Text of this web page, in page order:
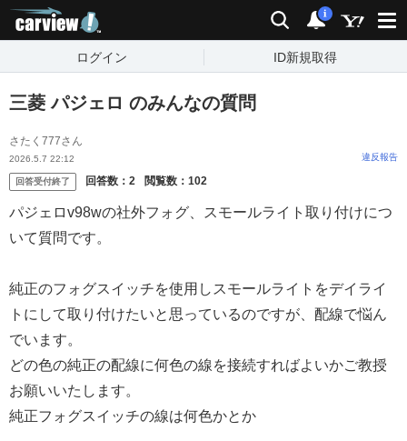
検索 通知
i
ログイン ID新規取得
三菱 パジェロ のみんなの質問
さたく777さん
2026.5.7 22:12 違反報告
回答受付終了 回答数： 2 閲覧数： 102
パジェロv98wの社外フォグ、スモールライト取り付けにつ
いて質問です。
純正のフォグスイッチを使用しスモールライトをデイライ
トにして取り付けたいと思っているのですが、配線で悩ん
でいます。
どの色の純正の配線に何色の線を接続すればよいかご教授
お願いいたします。
純正フォグスイッチの線は何色かとか